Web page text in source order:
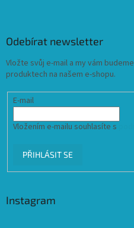
Odebírat newsletter
Vložte svůj e-mail a my vám
produktech na našem e-shopu.
E-mail
Vložením e-mailu souhlasíte s
PŘIHLÁSIT SE
Instagram